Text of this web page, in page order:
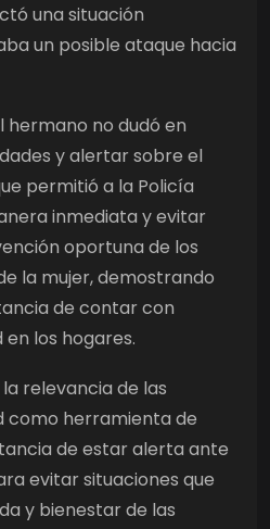
una situación
un posible ataque hacia
hermano no dudó en
y alertar sobre el
permitió a la Policía
inmediata y evitar
oportuna de los
la mujer, demostrando
de contar con
los hogares.
relevancia de las
como herramienta de
de estar alerta ante
evitar situaciones que
y bienestar de las